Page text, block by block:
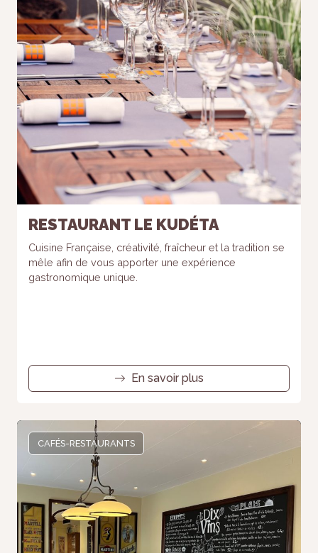
RESTAURANT LE KUDÉTA
Cuisine Française, créativité, fraîcheur et la tradition se
mêle afin de vous apporter une expérience
gastronomique unique.
En savoir plus
CAFÉS-RESTAURANTS